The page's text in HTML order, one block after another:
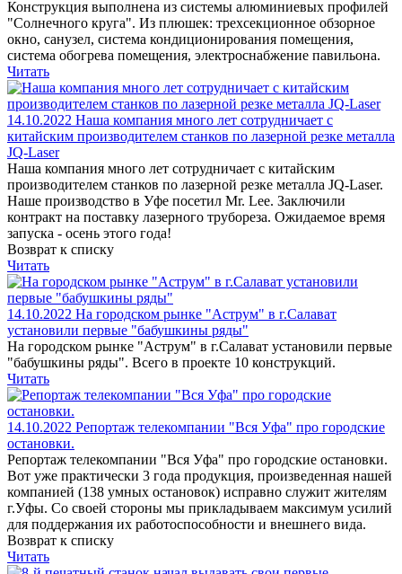
Конструкция выполнена из системы алюминиевых профилей
"Солнечного круга". Из плюшек: трехсекционное обзорное
окно, санузел, система кондиционирования помещения,
система обогрева помещения, электроснабжение павильона.
Читать
14.10.2022 Наша компания много лет сотрудничает с
китайским производителем станков по лазерной резке металла
JQ-Laser
Наша компания много лет сотрудничает с китайским
производителем станков по лазерной резке металла JQ-Laser.
Наше производство в Уфе посетил Mr. Lee. Заключили
контракт на поставку лазерного трубореза. Ожидаемое время
запуска - осень этого года!
Возврат к списку
Читать
14.10.2022 На городском рынке "Аструм" в г.Салават
установили первые "бабушкины ряды"
На городском рынке "Аструм" в г.Салават установили первые
"бабушкины ряды". Всего в проекте 10 конструкций.
Читать
14.10.2022 Репортаж телекомпании "Вся Уфа" про городские
остановки.
Репортаж телекомпании "Вся Уфа" про городские остановки.
Вот уже практически 3 года продукция, произведенная нашей
компанией (138 умных остановок) исправно служит жителям
г.Уфы. Со своей стороны мы прикладываем максимум усилий
для поддержания их работоспособности и внешнего вида.
Возврат к списку
Читать